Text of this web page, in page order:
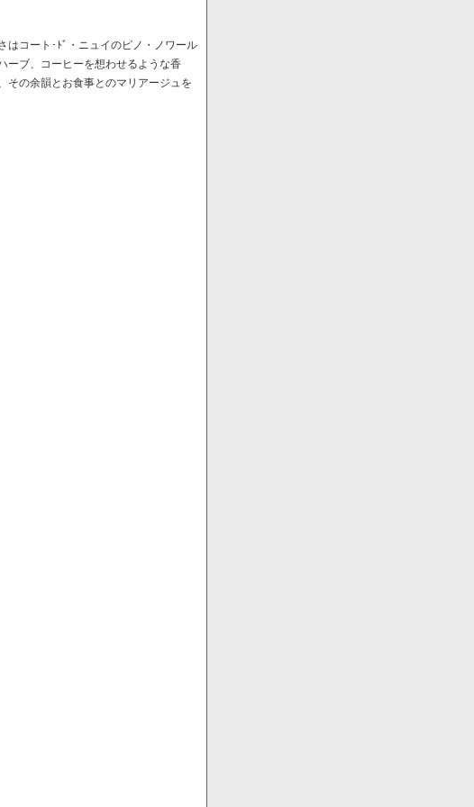
はコート･ﾄﾞ・ニュイのピノ・ノワール
ーブ、コーヒーを想わせるような香
その余韻とお食事とのマリアージュを